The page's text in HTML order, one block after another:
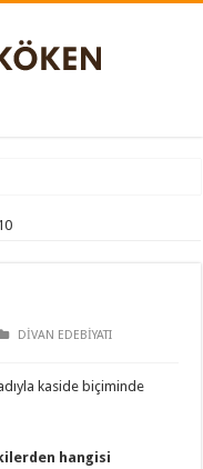
DİVAN EDEBİYATI
kaside biçiminde
hangisi